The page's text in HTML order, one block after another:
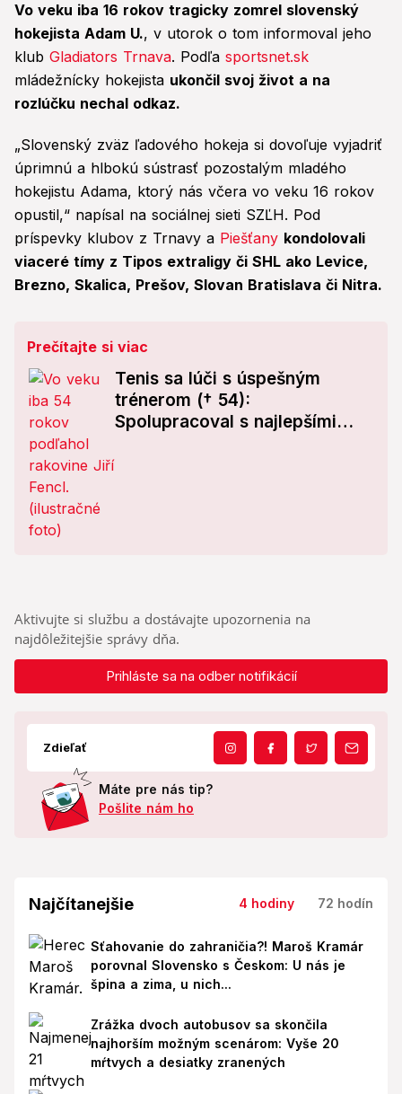
Vo veku iba 16 rokov tragicky zomrel slovenský
hokejista Adam U., v utorok o tom informoval jeho
klub Gladiators Trnava. Podľa sportsnet.sk
mládežnícky hokejista ukončil svoj život a na
rozlúčku nechal odkaz.
„Slovenský zväz ľadového hokeja si dovoľuje vyjadriť
úprimnú a hlbokú sústrasť pozostalým mladého
hokejistu Adama, ktorý nás včera vo veku 16 rokov
opustil,“ napísal na sociálnej sieti SZĽH. Pod
príspevky klubov z Trnavy a Piešťany kondolovali
viaceré tímy z Tipos extraligy či SHL ako Levice,
Brezno, Skalica, Prešov, Slovan Bratislava či Nitra.
Prečítajte si viac
Tenis sa lúči s úspešným
trénerom († 54):
Spolupracoval s najlepšími
Aktivujte si službu a dostávajte upozornenia na
najdôležitejšie správy dňa.
Prihláste sa na odber notifikácií
Zdieľať
Máte pre nás tip?
Pošlite nám ho
Najčítanejšie 4 hodiny 72 hodín
Sťahovanie do zahraničia?! Maroš Kramár
porovnal Slovensko s Českom: U nás je
špina a zima, u nich...
Zrážka dvoch autobusov sa skončila
najhorším možným scenárom: Vyše 20
mŕtvych a desiatky zranených